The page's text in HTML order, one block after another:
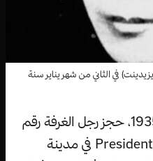
في الثاني من شهر يناير سنة
في الثاني من شهر يناير سنة 1935، حجز رجل الغرفة رقم
1046 في فندق (بريزيدينت) President في مدينة